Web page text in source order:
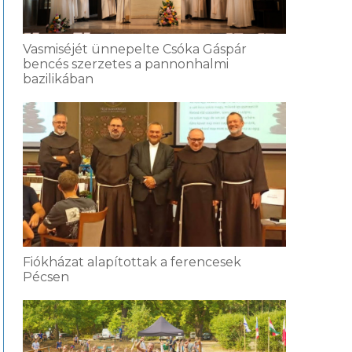
Vasmiséjét ünnepelte Csóka Gáspár
bencés szerzetes a pannonhalmi
bazilikában
Fiókházat alapítottak a ferencesek
Pécsen